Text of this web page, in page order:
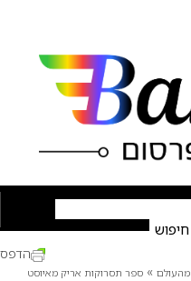
מהעולם » ספר תסרוקות אריק מאיוסט
הדפס